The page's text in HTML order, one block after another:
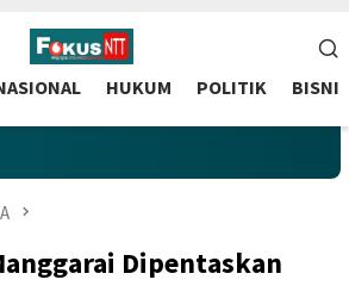
HUKUM POLITIK BISNIS
Dipentaskan